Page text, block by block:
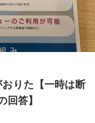
りた【一時は断
回答】